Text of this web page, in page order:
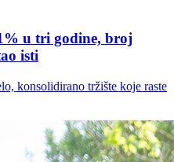
u tri godine, broj
isti
konsolidirano tržište koje raste